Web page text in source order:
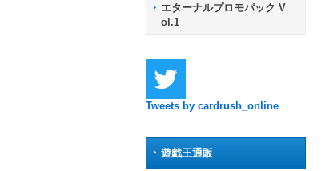
エターナルプロモパック V
ol.1
Tweets by cardrush_online
遊戯王通販